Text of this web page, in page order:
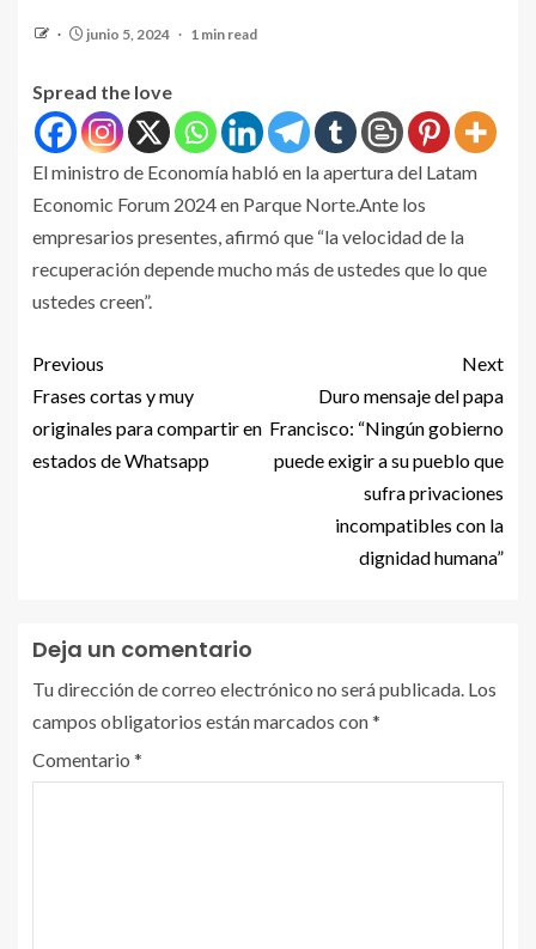
junio 5, 2024 1 min read
Spread the love
El ministro de Economía habló en la apertura del Latam
Economic Forum 2024 en Parque Norte.Ante los
empresarios presentes, afirmó que “la velocidad de la
recuperación depende mucho más de ustedes que lo que
ustedes creen”.
Previous
Frases cortas y muy
originales para compartir en
estados de Whatsapp
Next
Duro mensaje del papa
Francisco: “Ningún gobierno
puede exigir a su pueblo que
sufra privaciones
incompatibles con la
dignidad humana”
Deja un comentario
Tu dirección de correo electrónico no será publicada. Los
campos obligatorios están marcados con*
Comentario *